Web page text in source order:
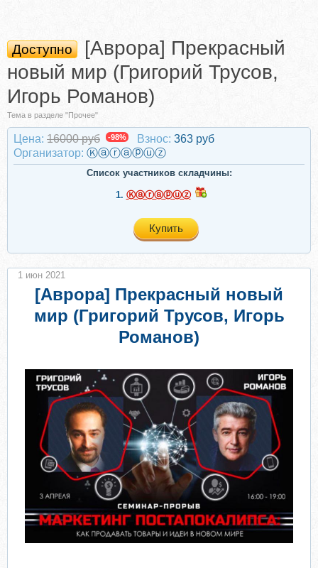
Доступно
[Аврора] Прекрасный
новый мир (Григорий Трусов,
Игорь Романов)
Тема в разделе "Прочее"
Цена: 16000 руб -98% Взнос: 363 руб
Организатор: Ⓚⓐⓡⓐⓟⓤⓩ
Список участников складчины:
1. Ⓚⓐⓡⓐⓟⓤⓩ
Купить
[Аврора] Прекрасный новый
мир (Григорий Трусов, Игорь
Романов)
1 июн 2021